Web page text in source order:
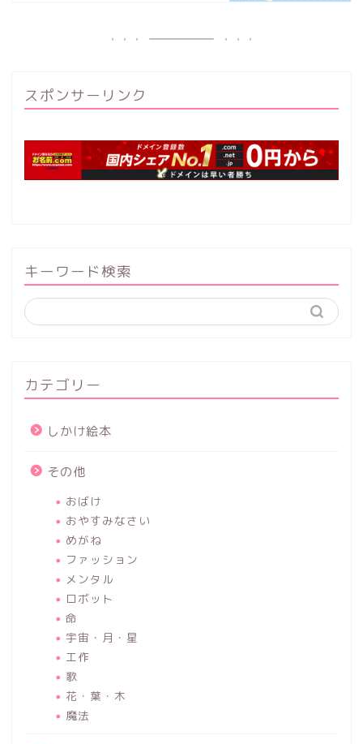
スポンサーリンク
キーワード検索
カテゴリー
しかけ絵本
その他
おばけ
おやすみなさい
めがね
ファッション
メンタル
ロボット
命
宇宙・月・星
工作
歌
花・葉・木
魔法